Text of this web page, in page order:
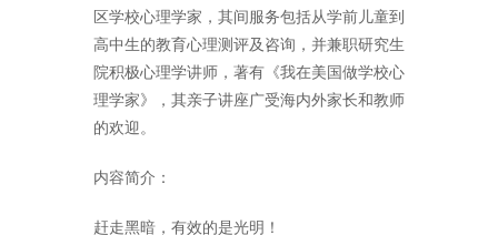
区学校心理学家，其间服务包括从学前儿童到
高中生的教育心理测评及咨询，并兼职研究生
院积极心理学讲师，著有《我在美国做学校心
理学家》，其亲子讲座广受海内外家长和教师
的欢迎。
内容简介：
赶走黑暗，有效的是光明！